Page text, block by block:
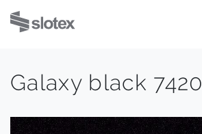
Galaxy black 7420